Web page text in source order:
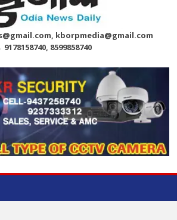
kborpmedia@gmail.com
9178158740, 8599858740